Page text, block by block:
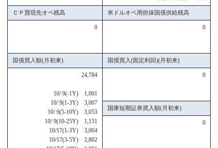
ＣＰ買現先オペ残高 米ドルオペ用担保国債供給残高
0 0
国債買入額(月初来) 国債買入(固定利回)(月初来)
24,784
10/ 9(-1Y) 1,001
10/ 9(1-3Y) 3,007
10/ 9(5-10Y) 3,053
10/ 9(10-25Y) 1,151
10/17(1-3Y) 3,004
10/17(3-5Y) 2,802
0
国庫短期証券買入額(月初来)
0